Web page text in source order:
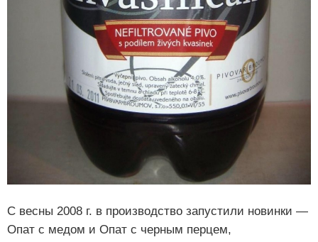
С весны 2008 г. в производство запустили новинки —
Опат с медом и Опат с черным перцем,